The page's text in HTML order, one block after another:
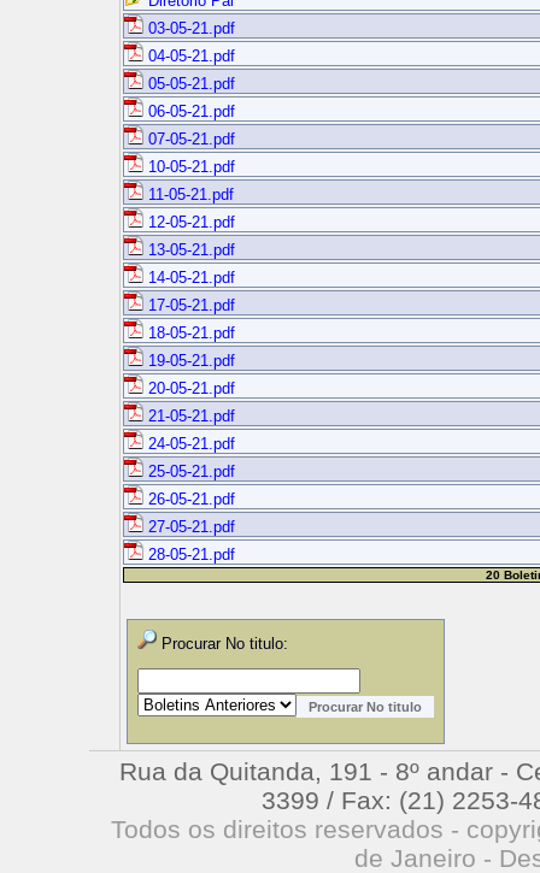
03-05-21.pdf
04-05-21.pdf
05-05-21.pdf
06-05-21.pdf
07-05-21.pdf
10-05-21.pdf
11-05-21.pdf
12-05-21.pdf
13-05-21.pdf
14-05-21.pdf
17-05-21.pdf
18-05-21.pdf
19-05-21.pdf
20-05-21.pdf
21-05-21.pdf
24-05-21.pdf
25-05-21.pdf
26-05-21.pdf
27-05-21.pdf
28-05-21.pdf
20
Procurar No titulo:
Rua da Quitanda, 191 - 8º andar -
3399 / Fax: (21) 2253-
Todos os direitos reservados -
de Janeiro -